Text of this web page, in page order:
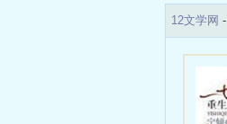
12文学网 -